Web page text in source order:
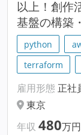
以上！創作
基盤の構築
python
terraform
雇用形態 正社
東京
年収 480万円